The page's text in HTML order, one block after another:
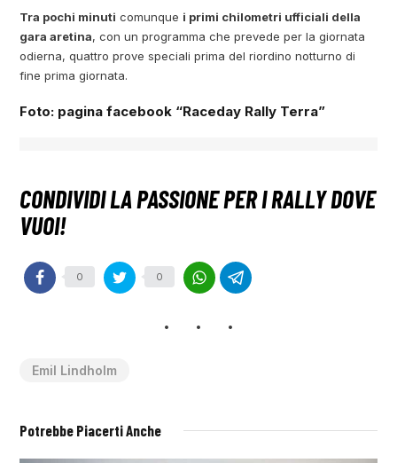
Tra pochi minuti comunque i primi chilometri ufficiali della
gara aretina, con un programma che prevede per la giornata
odierna, quattro prove speciali prima del riordino notturno di
fine prima giornata.
Foto: pagina facebook “Raceday Rally Terra”
0 0
Emil Lindholm
Potrebbe Piacerti Anche